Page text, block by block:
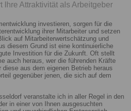
Ihre Attraktivität als Arbeitgeber
investieren, sorgen für die
ihrer Mitarbeiter und setzen
auf Mitarbeiterwertschätzung und
diesem Grund ist eine kontinuierliche
Investition für die Zukunft. Oft stellt
auch heraus, wer die führenden Kräfte
aus dem eigenen Betrieb heraus
gegenüber jenen, die sich auf dem
veranstalte ich in aller Regel in den
in einer von Ihnen ausgesuchten